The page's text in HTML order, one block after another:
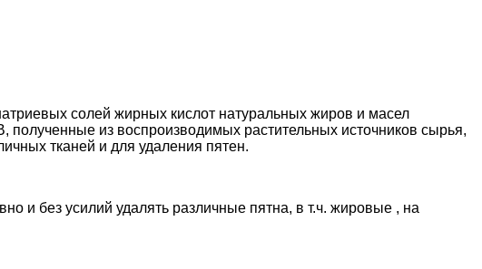
солей жирных кислот натуральных жиров и масел
из воспроизводимых растительных источников сырья,
тканей и для удаления пятен.
и без усилий удалять различные пятна, в т.ч. жировые , на